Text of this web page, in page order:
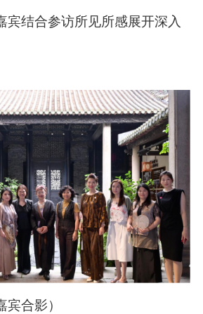
宾结合参访所见所感展开深入
宾合影）